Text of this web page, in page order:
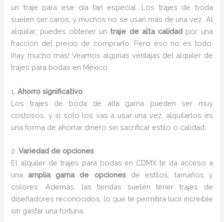
un traje para ese día tan especial. Los trajes de boda
suelen ser caros, y muchos no se usan más de una vez. Al
alquilar, puedes obtener un traje de alta calidad por una
fracción del precio de comprarlo. Pero eso no es todo,
¡hay mucho más! Veamos algunas ventajas del alquiler de
trajes para bodas en México:
1.Ahorro significativo
Los trajes de boda de alta gama pueden ser muy
costosos, y si solo los vas a usar una vez, alquilarlos es
una forma de ahorrar dinero sin sacrificar estilo o calidad.
2.Variedad de opciones
El alquiler de trajes para bodas en CDMX te da acceso a
unaamplia gama de opcionesde estilos, tamaños y
colores. Además, las tiendas suelen tener trajes de
diseñadores reconocidos, lo que te permitirá lucir increíble
sin gastar una fortuna.